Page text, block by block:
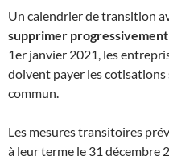
Un calendrier de transition
supprimer progressivement
1er janvier 2021, les
doivent payer les cotisations
commun.
Les mesures transitoires
à leur terme le 31 décembre